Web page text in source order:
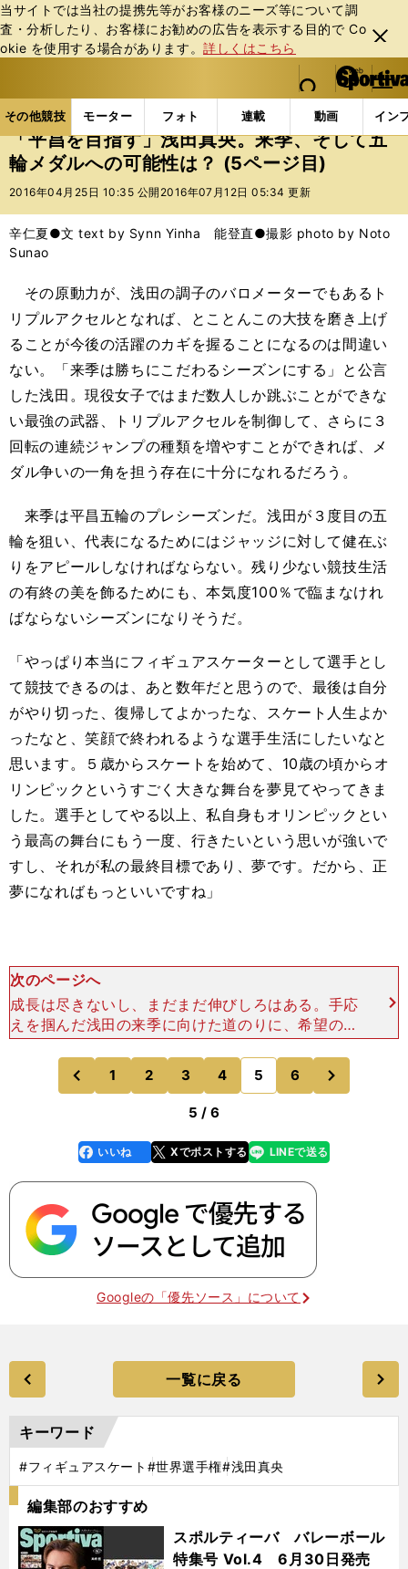
当サイトでは当社の提携先等がお客様のニーズ等について調
査・分析したり、お客様にお勧めの広告を表⽰する⽬的で Co
okie を使⽤する場合があります。詳しくはこちら
閉じ
る
web Sportiva (webスポルティーバ)
検索
マイペ
ー
ジ
メニュ
その他競技 モーター フォト 連載 動画 イン
ス
ポ
ル
バ
その他競技の記事一覧 フィギュア 「平昌を目指す
「平昌を目指す」浅田真央。来季、そして五
輪メダルへの可能性は？ (5ページ目)
2016年04月25日 10:35 公開 2016年07月12日 05:34 更新
辛仁夏●文 text by Synn Yinha 能登直●撮影 photo by Noto
Sunao
その原動力が、浅田の調子のバロメーターでもあるト
リプルアクセルとなれば、とことんこの大技を磨き上げ
ることが今後の活躍のカギを握ることになるのは間違い
ない。「来季は勝ちにこだわるシーズンにする」と公言
した浅田。現役女子ではまだ数人しか跳ぶことができな
い最強の武器、トリプルアクセルを制御して、さらに３
回転の連続ジャンプの種類を増やすことができれば、メ
ダル争いの一角を担う存在に十分になれるだろう。
来季は平昌五輪のプレシーズンだ。浅田が３度目の五
輪を狙い、代表になるためにはジャッジに対して健在ぶ
りをアピールしなければならない。残り少ない競技生活
の有終の美を飾るためにも、本気度100％で臨まなけれ
ばならないシーズンになりそうだ。
「やっぱり本当にフィギュアスケーターとして選手とし
て競技できるのは、あと数年だと思うので、最後は自分
がやり切った、復帰してよかったな、スケート人生よか
ったなと、笑顔で終われるような選手生活にしたいなと
思います。５歳からスケートを始めて、10歳の頃からオ
リンピックというすごく大きな舞台を夢見てやってきま
した。選手としてやる以上、私自身もオリンピックとい
う最高の舞台にもう一度、行きたいという思いが強いで
すし、それが私の最終目標であり、夢です。だから、正
夢になればもっといいですね」
次のページへ
成長は尽きないし、まだまだ伸びしろはある。手応
えを掴んだ浅田の来季に向けた道のりに、希望の光
が輝き始めた。スポルティーバのフィギュアスケー
ト特集号「羽生結弦 異次元のシーズンTo the Nex
前
のページへ
1 2 3 4 5 6
のページへ
5 / 6
faceboo
k
いいね Xでポストする
line LINEで送る
Googleの「優先ソース」について
一覧に戻る
キーワード
#フィギュアスケート #世界選手権#浅田真央
編集部のおすすめ
スポルティーバ バレーボール
特集号 Vol.4 6月30日発売